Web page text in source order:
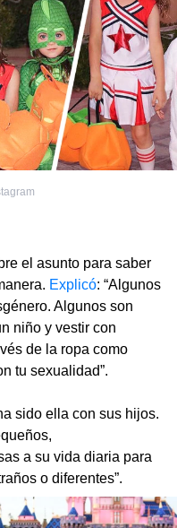
el asunto para saber
Explicó: “Algunos
Algunos son
niño y vestir con
de la ropa como
tu sexualidad”.
sido ella con sus hijos.
a su vida diaria para
o diferentes”.